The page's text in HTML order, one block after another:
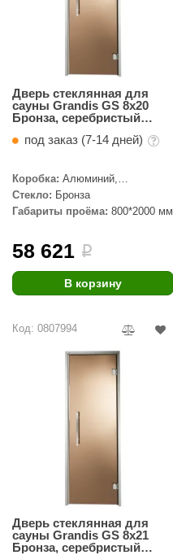
Термо
Дверь стеклянная для
сауны Grandis GS 8x20
Бронза, серебристый
под заказ (7-14 дней)
Коробка: Алюминий,
Серебристый профиль
Стекло: Бронза
Габариты проёма: 800*2000 мм
58 621 i
В корзину
Код: 0807994
Дверь стеклянная для
сауны Grandis GS 8x21
Бронза, серебристый